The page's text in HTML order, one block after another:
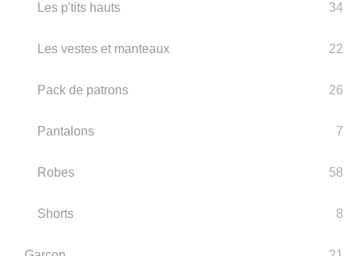
Les p'tits hauts 34
Les vestes et manteaux 22
Pack de patrons 26
Pantalons 7
Robes 58
Shorts 8